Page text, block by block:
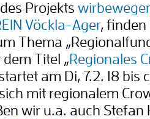
Projekts
Vöckla-Ager, finden
Thema
Titel „Regionales
am Di, 7.2. 18 bis
mit regionalem
wir u.a. auch Stefan